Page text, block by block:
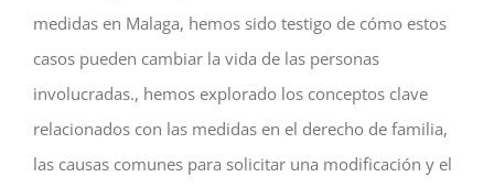
medidas en Malaga, hemos sido testigo de cómo estos
casos pueden cambiar la vida de las personas
involucradas., hemos explorado los conceptos clave
relacionados con las medidas en el derecho de familia,
las causas comunes para solicitar una modificación y el